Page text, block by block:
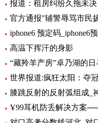
报道：租房纠纷久拖未
iphone6 预定码_iphone6
高温下挥汗的身影
“藏羚羊产房”卓乃湖的日
世界报道:疯狂太阳：夺
Ұ99耳机防丢解决方案